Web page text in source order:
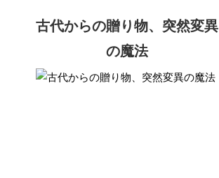
古代からの贈り物、突然変異
の魔法